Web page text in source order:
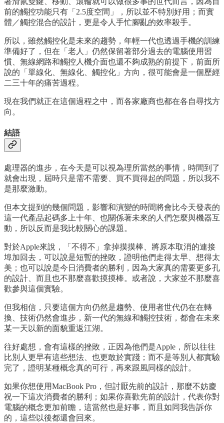
前的觸控功能只有「2.5度空間」，所以並不特別好用；而實
體／觸控混合的設計，更是令人手忙腳亂的效率殺手。
所以，雖然觸控化是未來的趨勢，年輕一代也透過手機的訓練
準備好了，但在「老人」仍然保留著部分過去的電腦使用習
慣、無線網路和觸控人機介面也還不夠成熟的前提下，前面所
說的「單線化、無線化、觸控化」方向，很可能會是一個歷經
二三十年的痛苦過程。
現在我們就正在這個過程之中，而各家廠商也都在各自尋找方
向。
結語
處理器的進步，在今天是可以視為理所當然的事情，時間到了
就會出現，屆時只是需不需要、買不買得起的問題，所以我不
是那麼激動。
但本文提到的幾個問題，影響和演變的時間將會比今天發表的
這一代產品起碼多上十年、也關係著未來的人們怎麼與機器互
動，所以反而是我比較關心的課題。
對於Apple來說，「不得不」拿掉摸摸棒、將原本取消的連接
埠加回去，可以說是短暫的挫敗，證明他們走得太早、想得太
美；也可以說是今日消費者的勝利，因為大家真的需要更多孔
的設計、而且也不那麼喜歡摸摸棒。或者說，大家並不那麼喜
歡參與這個實驗。
但我相信，只要這個方向仍然是趨勢、使用者世代仍在在轉
換、技術仍然會進步，新一代的無線和觸控技術，都會在未來
某一天以新的面貌重返江湖。
往好處想，會有這樣的挫敗，正因為他們是Apple，所以往往
比別人更早有這些想法、也更敢於實踐；而不是等別人都實驗
完了，證明某種概念真的可行，再來跟風同樣的設計。
如果你想使用MacBook Pro，但討厭先前的設計，那麼不妨慶
祝一下這次消費者的勝利；如果你喜歡先前的設計，代表你對
電腦的概念更加前瞻，這當然也是好事，而且如同我告訴你
的，這些以後都還會回來。